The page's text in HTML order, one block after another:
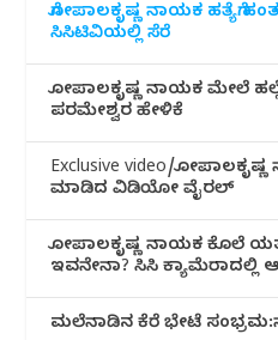
ಗೋಪಾಲಕೃಷ್ಣ ನಾಯಕ ಹತ್ಯೆಗೆ
ಸಿಸಿಟಿವಿಯಲ್ಲಿ ಸೆರೆ
ಗೋಪಾಲಕೃಷ್ಣ ನಾಯಕ ಮೇಲೆ
ಪರಮೇಶ್ವರ ಹೇಳಿಕೆ
Exclusive video/
ಮಾಡಿದ ವಿಡಿಯೋ ವೈರಲ್
ಗೋಪಾಲಕೃಷ್ಣ ನಾಯಕ ಕೊಲೆ
ಇವನೇನಾ? ಸಿಸಿ
ಮಲೆನಾಡಿ‌ನ ಕೆರೆ ಭೇಟೆ